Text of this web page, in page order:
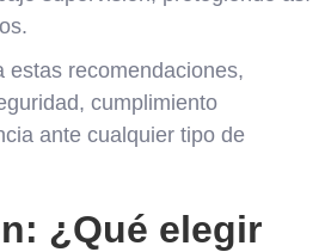
estas recomendaciones,
cumplimiento
ante cualquier tipo de
¿Qué elegir